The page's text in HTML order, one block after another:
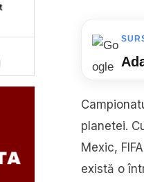
planetei.
Mexic,
există o